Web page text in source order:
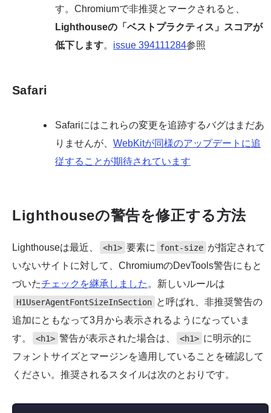
す。Chromiumで非推奨とマークされると、
Lighthouseの「ベストプラクティス」スコアが
低下します。 issue 394111284参照
Safari
Safariにはこれらの変更を追跡するバグはまだあ
りませんが、WebKitが同様のアップデートに追
従することが期待されています
Lighthouseの警告を修正する方法
Lighthouseは最近、 <h1> 要素に font-size が指定されて
いないサイトに対して、ChromiumのDevTools警告にもと
づいたチェックを継承しました 。新しいルールは
H1UserAgentFontSizeInSection と呼ばれ、非推奨警告の
追加にともなって3月から表示されるようになっていま
す。
<h1> 警告が表示された場合は、 <h1> に明示的に
フォントサイズとマージンを適用していることを確認して
ください。推奨されるスタイルは次のとおりです。